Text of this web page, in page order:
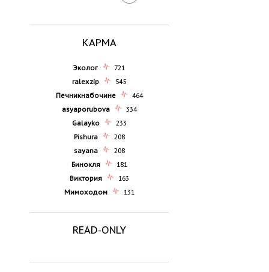
КАРМА
Эколог
721
ralexzip
545
Печникнабочине
464
asyaporubova
334
Galayko
233
Pishura
208
sayana
208
Бинокля
181
Виктория
163
Мимоходом
131
READ-ONLY